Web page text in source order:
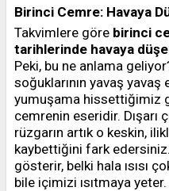
Birinci Cemre: Havaya
Takvimlere göre birinci
tarihlerinde havaya
Peki, bu ne anlama
soğuklarının yavaş
yumuşama hissettiğimiz
cemrenin eseridir. Dışarı
rüzgarın artık o keskin,
kaybettiğini fark
gösterir, belki hala ısısı
bile içimizi ısıtmaya yeter.